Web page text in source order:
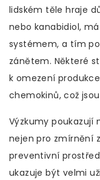
lidském těle hraje
nebo kanabidiol,
systémem, a tím
zánětem. Některé
k omezení
chemokinů, což
Výzkumy poukazují
nejen pro zmírnění
preventivní
ukazuje být velmi